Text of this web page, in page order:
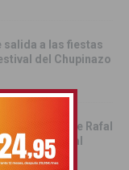
a las fiestas
del Chupinazo
del Día de Rafal
vecinal